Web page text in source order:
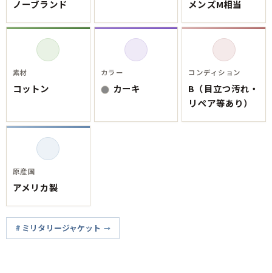
ノーブランド メンズM相当
素材
コットン
カラー
カーキ
コンディション
B（目立つ汚れ・
リペア等あり）
原産国
アメリカ製
ミリタリージャケット